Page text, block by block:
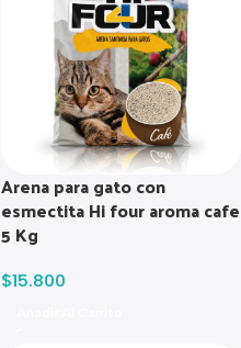
Arena para gato con
esmectita Hi four aroma cafe
5 Kg
$15.800